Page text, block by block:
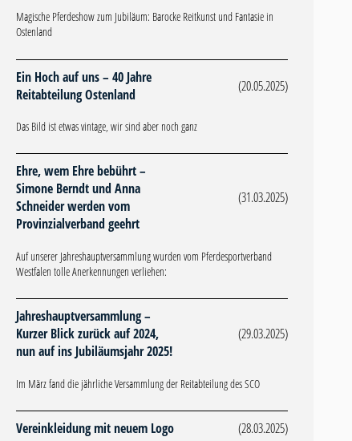
Magische Pferdeshow zum Jubiläum: Barocke Reitkunst und Fantasie in
Ostenland
Ein Hoch auf uns – 40 Jahre
Reitabteilung Ostenland
(20.05.2025)
Das Bild ist etwas vintage, wir sind aber noch ganz
Ehre, wem Ehre bebührt –
Simone Berndt und Anna
Schneider werden vom
Provinzialverband geehrt
(31.03.2025)
Auf unserer Jahreshauptversammlung wurden vom Pferdesportverband
Westfalen tolle Anerkennungen verliehen:
Jahreshauptversammlung –
Kurzer Blick zurück auf 2024,
nun auf ins Jubiläumsjahr 2025!
(29.03.2025)
Im März fand die jährliche Versammlung der Reitabteilung des SCO
Vereinkleidung mit neuem Logo (28.03.2025)